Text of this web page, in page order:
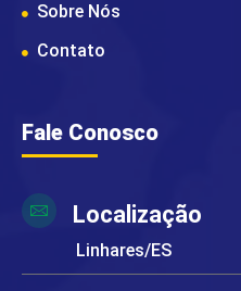
Sobre Nós
Contato
Fale Conosco
Localização
Linhares/ES